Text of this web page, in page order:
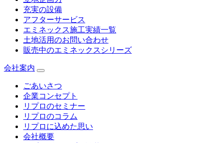
充実の設備
アフターサービス
エミネックス施工実績一覧
土地活用のお問い合わせ
販売中のエミネックスシリーズ
会社案内
ごあいさつ
企業コンセプト
リプロのセミナー
リプロのコラム
リプロに込めた思い
会社概要